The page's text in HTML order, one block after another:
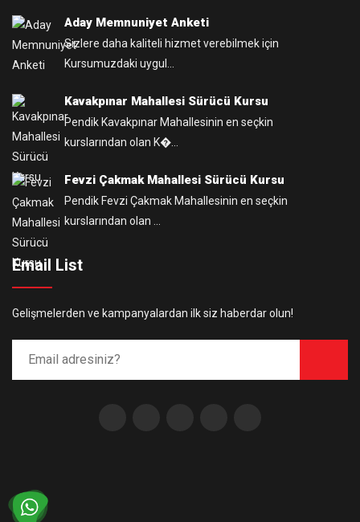
Aday Memnuniyet Anketi
Sizlere daha kaliteli hizmet verebilmek için
Kursumuzdaki uygul...
Kavakpınar Mahallesi Sürücü Kursu
Pendik Kavakpınar Mahallesinin en seçkin
kurslarından olan K�...
Fevzi Çakmak Mahallesi Sürücü Kursu
Pendik Fevzi Çakmak Mahallesinin en seçkin
kurslarından olan ...
Email List
Gelişmelerden ve kampanyalardan ilk siz haberdar olun!